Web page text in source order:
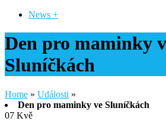
News +
Den pro maminky
Sluníčkách
Home » Události »
Den pro maminky ve Sluníčkách
07 Kvě